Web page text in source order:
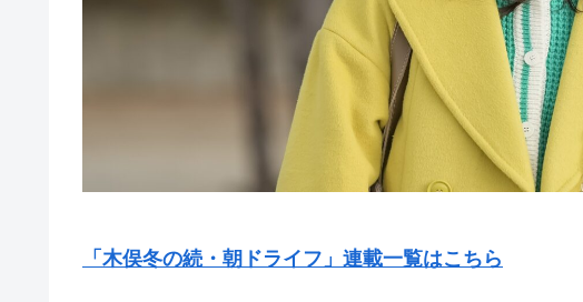
「木俣冬の続・朝ドライフ」連載一覧はこちら